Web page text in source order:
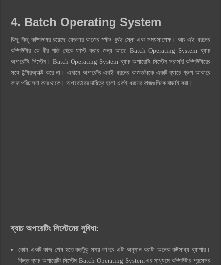
4. Batch Operating System
কিছু কিছু কম্পিউটার রয়েছে যেগুলার কাজের স্পীড খুবই স্লো এবং সময়সাপেক্ষ। আর এই ধরনের
কম্পিউটার কে ধীর গতি থেকে ফাস্ট করার জন্য আছে Batch Operating System ব্যাচ
অপারেটিং সিস্টেম। Batch Operating System ব্যাচ অপারেটিং সিস্টেম সরাসরি কম্পিউটারের
সঙ্গে ইন্টারঅ্যাক্ট করে না। এখানে অপারেটর একই ধরনের কাজগুলিকে একটি ব্যাচে গ্রুপ আকারে
কাজ পরিচালনা করে থাকে। অপারেটরের দায়িত্ব হলো একই ধরনের কাজগুলিকে বাছাই করা।
ব্যাচ অপারেটিং সিস্টেমের সুবিধা:
কোন একটি কাজ শেষ হতে কতটুকু সময় লাগবে এটা অনুমান করাটা অনেক কষ্টসাধ্য ব্যাপার।
কিন্ত ব্যাচ অপারেটিং সিস্টেম Batch Operating System এর মাধ্যমে কম্পিউটার প্রসেসর